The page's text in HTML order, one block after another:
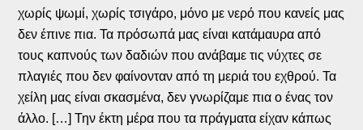
χωρίς ψωμί, χωρίς τσιγάρο, μόνο με νερό που κανείς μας
δεν έπινε πια. Τα πρόσωπά μας είναι κατάμαυρα από
τους καπνούς των δαδιών που ανάβαμε τις νύχτες σε
πλαγιές που δεν φαίνονταν από τη μεριά του εχθρού. Τα
χείλη μας είναι σκασμένα, δεν γνωρίζαμε πια ο ένας τον
άλλο. […] Την έκτη μέρα που τα πράγματα είχαν κάπως